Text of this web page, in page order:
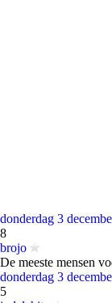
donderdag 3
8
brojo
De meeste mensen
donderdag 3
5